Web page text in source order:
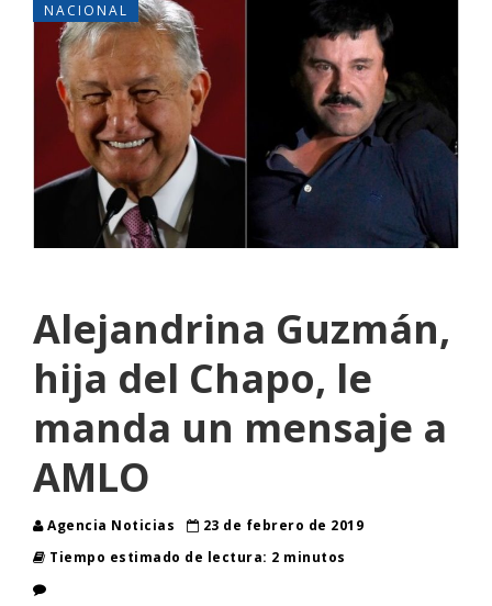
NACIONAL
Alejandrina Guzmán,
hija del Chapo, le
manda un mensaje a
AMLO
Agencia Noticias
23 de febrero de 2019
Tiempo estimado de lectura: 2 minutos